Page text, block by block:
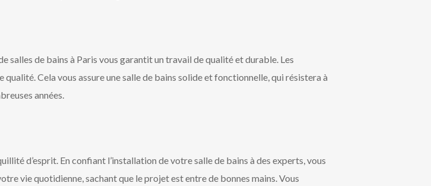
salles de bains à Paris vous garantit un travail de qualité et durable. Les
Cela vous assure une salle de bains solide et fonctionnelle, qui résistera à
années.
d’esprit. En confiant l’installation de votre salle de bains à des experts, vous
vie quotidienne, sachant que le projet est entre de bonnes mains. Vous